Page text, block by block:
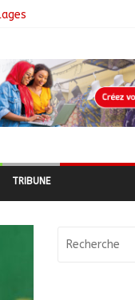
TRIBUNE